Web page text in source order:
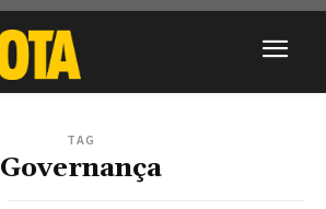
TAG
Governança